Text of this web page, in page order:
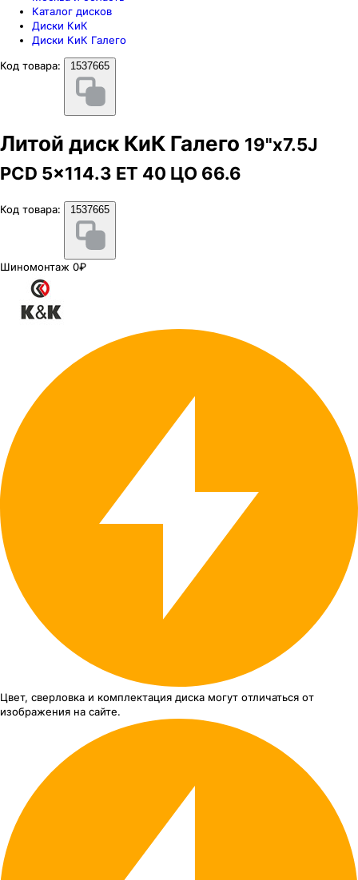
Каталог дисков
Диски КиК
Диски КиК Галего
Код товара:
1537665
Литой диск КиК Галего 19"x7.5J
PCD 5x114.3 ЕТ 40 ЦО 66.6
Код товара: 1537665
Шиномонтаж 0₽
Цвет, сверловка и комплектация диска могут отличаться от
изображения на сайте.